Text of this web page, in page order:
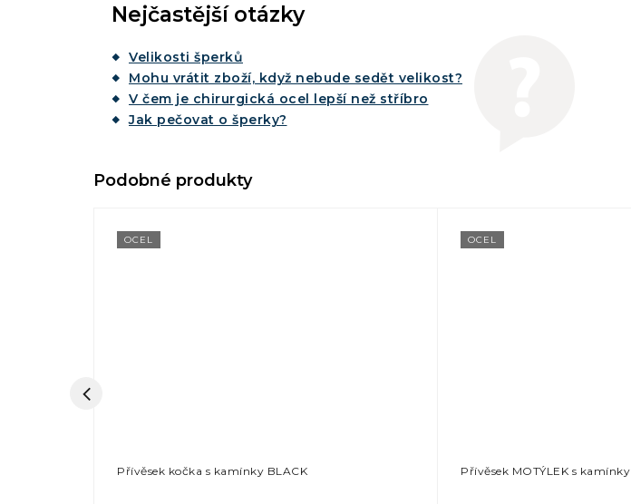
Nejčastější otázky
Velikosti šperků
Mohu vrátit zboží, když nebude sedět velikost?
V čem je chirurgická ocel lepší než stříbro
Jak pečovat o šperky?
OCEL
Přívěsek kočka s kamínky BLACK
OCEL
Přívěsek MOTÝLEK s kamínky